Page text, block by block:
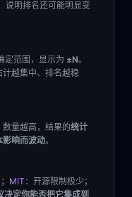
说明排名还可能明显变
定范围，显示为 ±N。
越集中、排名越稳
量越高，结果的统计
影响而波动。
MIT ：开源限制极少；
决定你能否把它集成到